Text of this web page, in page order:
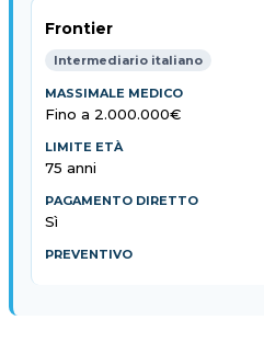
Frontier
Intermediario italiano
Fino a 2.000.000€
75 anni
Sì